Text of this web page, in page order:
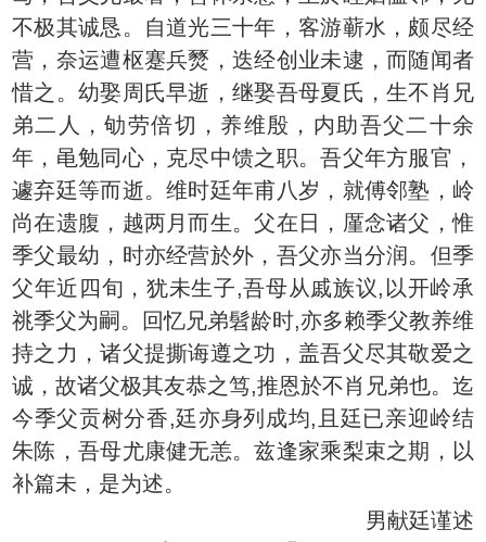
不极其诚恳。自道光三十年，客游蕲水，颇尽经
营，奈运遭枢蹇兵燹，迭经创业未逮，而随闻者
惜之。幼娶周氏早逝，继娶吾母夏氏，生不肖兄
弟二人，劬劳倍切，养维殷，内助吾父二十余
年，黾勉同心，克尽中馈之职。吾父年方服官，
遽弃廷等而逝。维时廷年甫八岁，就傅邻塾，岭
尚在遗腹，越两月而生。父在日，厪念诸父，惟
季父最幼，时亦经营於外，吾父亦当分润。但季
父年近四旬，犹未生子,吾母从戚族议,以开岭承
祧季父为嗣。回忆兄弟髫龄时,亦多赖季父教养维
持之力，诸父提撕诲遵之功，盖吾父尽其敬爱之
诚，故诸父极其友恭之笃,推恩於不肖兄弟也。迄
今季父贡树分香,廷亦身列成均,且廷已亲迎岭结
朱陈，吾母尤康健无恙。兹逢家乘梨束之期，以
补篇未，是为述。
男献廷谨述